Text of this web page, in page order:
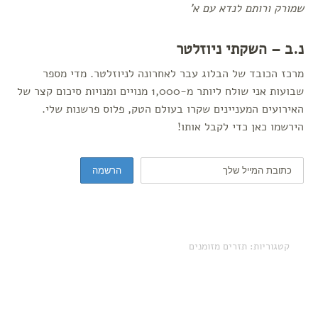
שמורק ורותם לנדא עם א'
נ.ב – השקתי ניוזלטר
מרכז הכובד של הבלוג עבר לאחרונה לניוזלטר. מדי מספר
שבועות אני שולח ליותר מ-1,000 מנויים ומנויות סיכום קצר של
האירועים המעניינים שקרו בעולם הטק, פלוס פרשנות שלי.
הירשמו כאן כדי לקבל אותו!
קטגוריות: תזרים מזומנים